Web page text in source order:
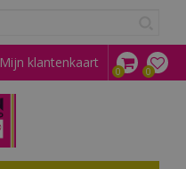
Mijn klantenkaart